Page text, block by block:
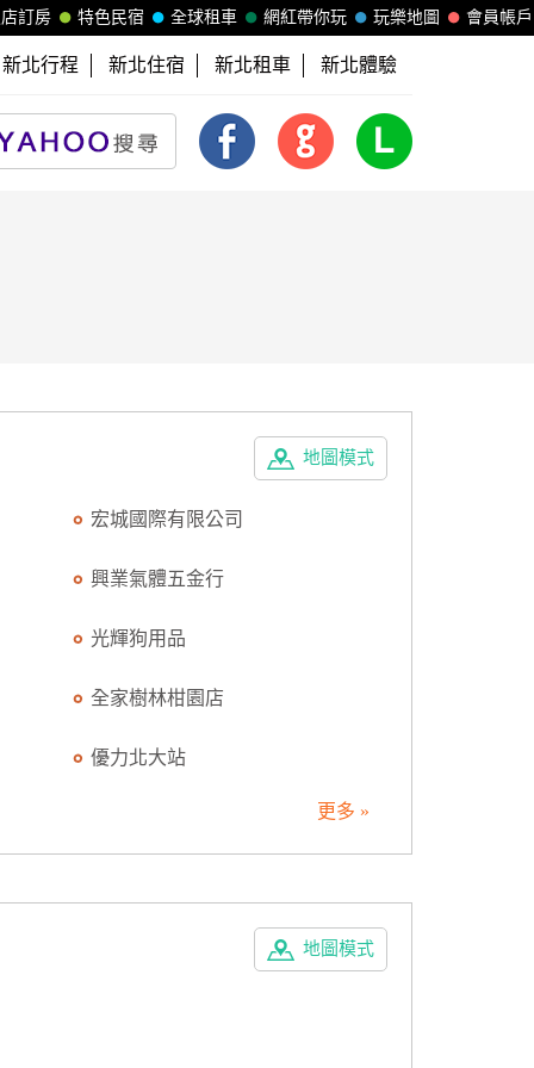
會員帳戶
玩樂地圖
網紅帶你玩
全球租車
特色民宿
訂房
新北行程 新北住宿 新北租車 新北體驗
地圖模式
宏城國際有限公司
興業氣體五金行
光輝狗用品
全家樹林柑園店
優力北大站
更多 »
地圖模式